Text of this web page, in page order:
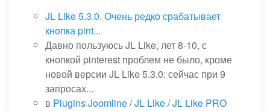
JL Like 5.3.0. Очень редко срабатывает
кнопка pint...
Давно пользуюсь JL Like, лет 8-10, с
кнопкой pinterest проблем не было, кроме
новой версии JL Like 5.3.0: сейчас при 9
запросах...
в Plugins Joomline/JL Like / JL Like PRO